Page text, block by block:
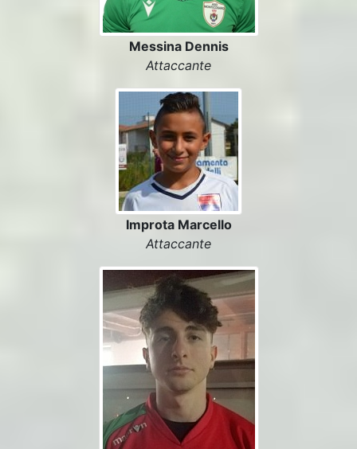
Messina Dennis
Attaccante
Improta Marcello
Attaccante